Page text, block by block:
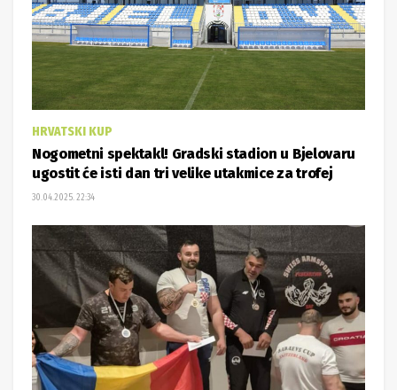
HRVATSKI KUP
Nogometni spektakl! Gradski stadion u Bjelovaru
ugostit će isti dan tri velike utakmice za trofej
30.04.2025. 22:34